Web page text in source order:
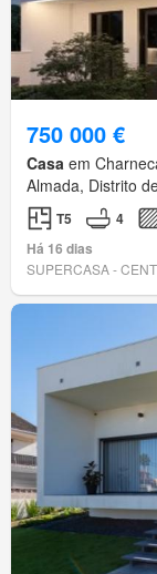
750 000 €
Casa em
Almada, Distrito
T5 4
Há 16 dias
SUPERCASA -